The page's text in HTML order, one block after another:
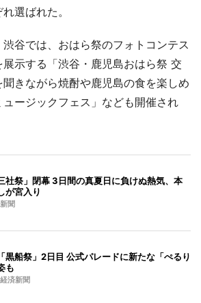
選ばれた。
谷では、おはら祭のフォトコンテス
展示する「渋谷・鹿児島おはら祭 交
きながら焼酎や鹿児島の食を楽しめ
ージックフェス」なども開催され
社祭」閉幕 3日間の真夏日に負けぬ熱気、本
が宮入り
聞
黒船祭」2日目 公式パレードに新たな「ぺるり
も
済新聞